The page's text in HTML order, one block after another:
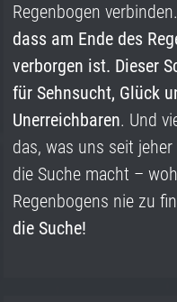
Regenbogen verbinden.
dass am Ende des
verborgen ist. Dieser
für Sehnsucht, Glück
Unerreichbaren. Und
das, was uns seit
die Suche macht –
Regenbogens nie zu
die Suche!